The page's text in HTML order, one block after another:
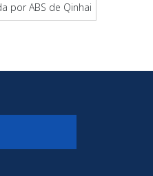
por ABS de Qinhai
marítimo